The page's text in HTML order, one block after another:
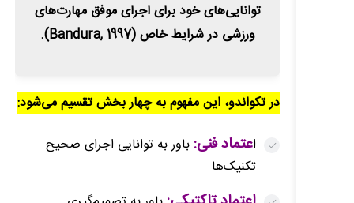
توانایی‌های خود برای اجرای موفق مهارت‌های
ورزشی در شرایط خاص (Bandura, 1997).
در تکواندو، این مفهوم به چهار بخش تقسیم می‌شود:
اعتماد فنی: باور به توانایی اجرای صحیح
تکنیک‌ها